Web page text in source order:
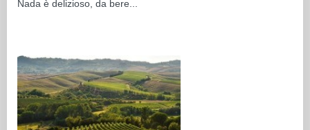
Nada è delizioso, da bere...